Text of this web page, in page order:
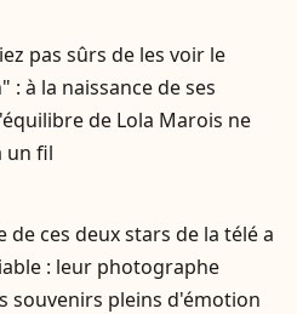
pas sûrs de les voir le
: à la naissance de ses
de Lola Marois ne
un fil
de ces deux stars de la télé a
: leur photographe
souvenirs pleins d'émotion